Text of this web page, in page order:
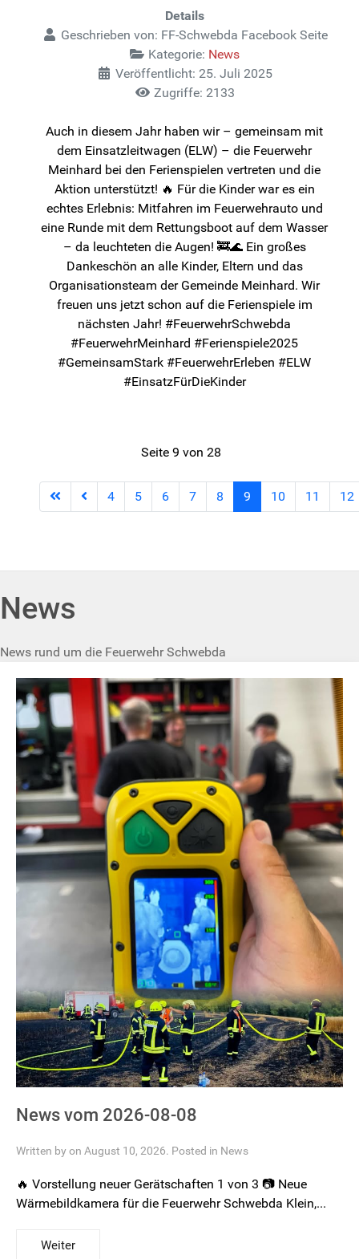
Details
Geschrieben von: FF-Schwebda Facebook Seite
Kategorie: News
Veröffentlicht: 25. Juli 2025
Zugriffe: 2133
Auch in diesem Jahr haben wir – gemeinsam mit
dem Einsatzleitwagen (ELW) – die Feuerwehr
Meinhard bei den Ferienspielen vertreten und die
Aktion unterstützt! 🔥 Für die Kinder war es ein
echtes Erlebnis: Mitfahren im Feuerwehrauto und
eine Runde mit dem Rettungsboot auf dem Wasser
– da leuchteten die Augen! 🚒🌊 Ein großes
Dankeschön an alle Kinder, Eltern und das
Organisationsteam der Gemeinde Meinhard. Wir
freuen uns jetzt schon auf die Ferienspiele im
nächsten Jahr! #FeuerwehrSchwebda
#FeuerwehrMeinhard #Ferienspiele2025
#GemeinsamStark #FeuerwehrErleben #ELW
#EinsatzFürDieKinder
Seite 9 von 28
4 5 6 7 8 9 10 11 12
News
News rund um die Feuerwehr Schwebda
News vom 2026-08-08
Written by on August 10, 2026. Posted in News
🔥 Vorstellung neuer Gerätschaften 1 von 3 📷 Neue
Wärmebildkamera für die Feuerwehr Schwebda Klein,...
Weiter